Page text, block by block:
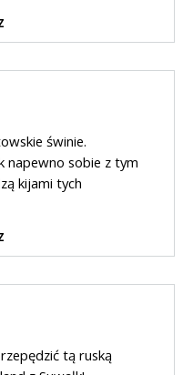
świnie.
napewno sobie z tym
kijami tych
tą ruską